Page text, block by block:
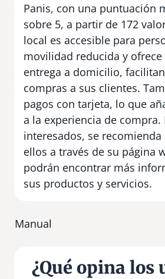
Panis, con una puntuación
sobre 5, a partir de 172
local es accesible para
movilidad reducida y
entrega a domicilio,
compras a sus clientes.
pagos con tarjeta, lo que
a la experiencia de compra.
interesados, se
ellos a través de su página
podrán encontrar más
sus productos y servicios.
Manual
¿Qué opina los